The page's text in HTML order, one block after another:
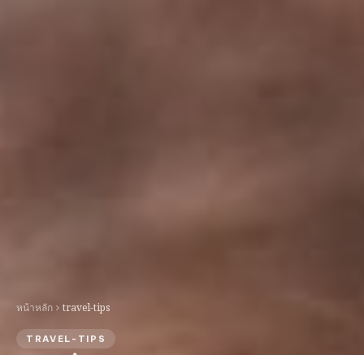
หน้าหลัก travel-tips
TRAVEL-TIPS